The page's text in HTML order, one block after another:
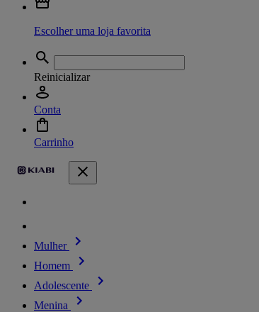
Escolher uma loja favorita
Reinicializar
Conta
Carrinho
Mulher
Homem
Adolescente
Menina